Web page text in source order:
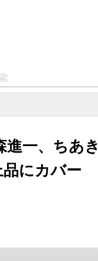
一、ちあき
にカバー